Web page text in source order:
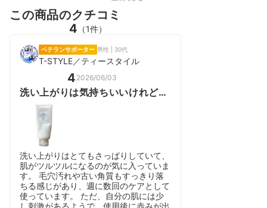
この商品のクチコミ
4 （1件）
ベテランサポーター 男性 | 30代
T-STYLE／ティースタイル
4 2026/06/03
洗い上がりは気持ちいいけれど少
し刺激を感じることも
洗い上がりはとてもさっぱりしていて、
肌がツルツルになるのが気に入っていま
す。 毛穴汚れや古い角質もすっきり落
ちる感じがあり、週に数回のケアとして
使っています。 ただ、自分の肌には少